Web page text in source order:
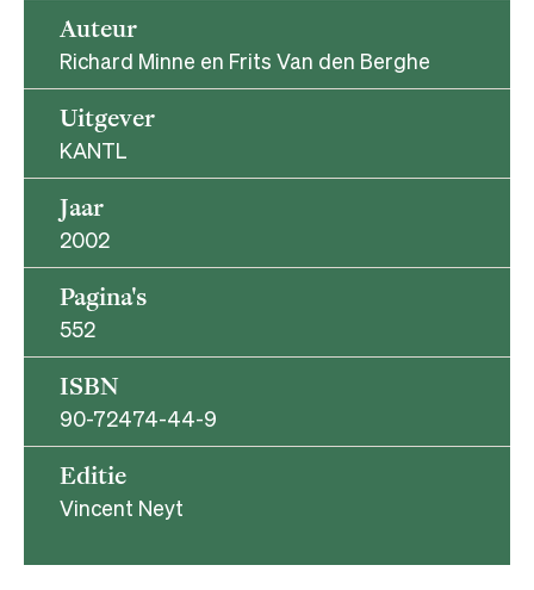
Auteur
Richard Minne en Frits Van den Berghe
Uitgever
KANTL
Jaar
2002
Pagina's
552
ISBN
90-72474-44-9
Editie
Vincent Neyt